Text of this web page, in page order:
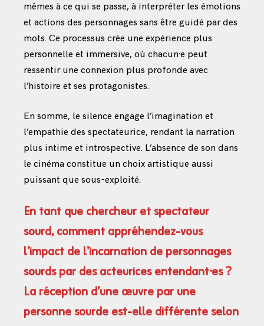
mêmes à ce qui se passe, à interpréter les émotions
et actions des personnages sans être guidé par des
mots. Ce processus crée une expérience plus
personnelle et immersive, où chacun·e peut
ressentir une connexion plus profonde avec
l’histoire et ses protagonistes.
En somme, le silence engage l’imagination et
l’empathie des spectateurice, rendant la narration
plus intime et introspective. L’absence de son dans
le cinéma constitue un choix artistique aussi
puissant que sous-exploité.
En tant que chercheur et spectateur
sourd, comment appréhendez-vous
l’impact de l’incarnation de personnages
sourds par des acteurices entendant·es ?
La réception d’une œuvre par une
personne sourde est-elle différente selon